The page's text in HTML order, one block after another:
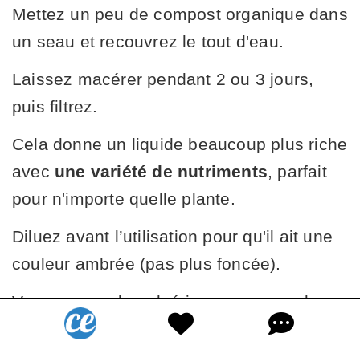
Mettez un peu de compost organique dans
un seau et recouvrez le tout d'eau.
Laissez macérer pendant 2 ou 3 jours,
puis filtrez.
Cela donne un liquide beaucoup plus riche
avec une variété de nutriments, parfait
pour n'importe quelle plante.
Diluez avant l’utilisation pour qu'il ait une
couleur ambrée (pas plus foncée).
Vous pouvez le pulvériser ou arroser les
plantes en période de croissance